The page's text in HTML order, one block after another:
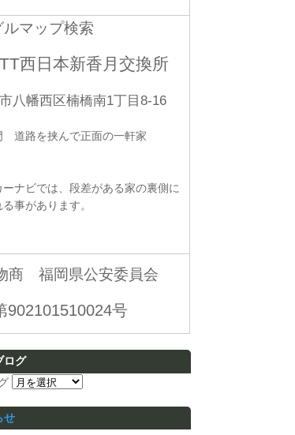
ルマップ検索
西日本新香月交換所
八幡西区楠橋南1丁目8-16
道路を挟んで正面の一軒家
ーナビでは、段差がある家の裏側に
事があります。
福岡県公安委員会
号
ログ
せ